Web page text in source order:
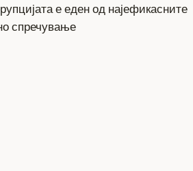
е еден од најефикасните
спречување